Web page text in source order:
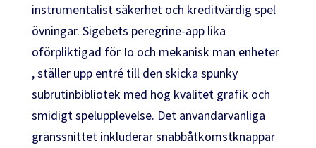
instrumentalist säkerhet och kreditvärdig spel
övningar. Sigebets peregrine-app lika
oförpliktigad för Io och mekanisk man enheter
, ställer upp entré till den skicka spunky
subrutinbibliotek med hög kvalitet grafik och
smidigt spelupplevelse. Det användarvänliga
gränssnittet inkluderar snabbåtkomstknappar